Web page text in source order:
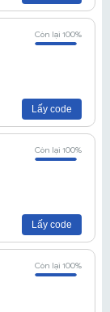
Còn lại 100%
Lấy code
Còn lại 100%
Lấy code
Còn lại 100%